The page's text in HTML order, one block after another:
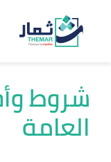
شروط
العامة